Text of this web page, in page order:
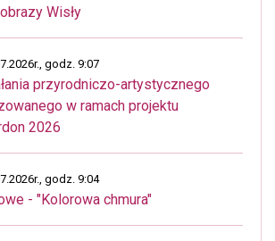
Wisły
godz. 9:07
przyrodniczo-artystycznego
w ramach projektu
2026
godz. 9:04
- "Kolorowa chmura"